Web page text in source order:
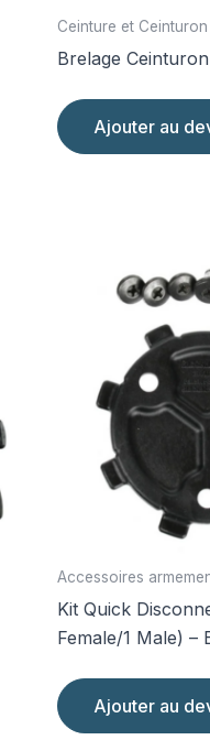
Ceinture et Ceinturon
Brelage Ceinturon
Ajouter au
Accessoires
Kit Quick
Female/1 Male) –
Ajouter au